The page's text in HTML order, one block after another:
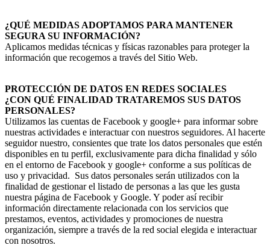
¿QUÉ MEDIDAS ADOPTAMOS PARA MANTENER
SEGURA SU INFORMACIÓN?
Aplicamos medidas técnicas y físicas razonables para proteger la
información que recogemos a través del Sitio Web.
PROTECCIÓN DE DATOS EN REDES SOCIALES
¿CON QUÉ FINALIDAD TRATAREMOS SUS DATOS
PERSONALES?
Utilizamos las cuentas de Facebook y google+ para informar sobre
nuestras actividades e interactuar con nuestros seguidores. Al hacerte
seguidor nuestro, consientes que trate los datos personales que estén
disponibles en tu perfil, exclusivamente para dicha finalidad y sólo
en el entorno de Facebook y google+ conforme a sus políticas de
uso y privacidad. Sus datos personales serán utilizados con la
finalidad de gestionar el listado de personas a las que les gusta
nuestra página de Facebook y Google. Y poder así recibir
información directamente relacionada con los servicios que
prestamos, eventos, actividades y promociones de nuestra
organización, siempre a través de la red social elegida e interactuar
con nosotros.